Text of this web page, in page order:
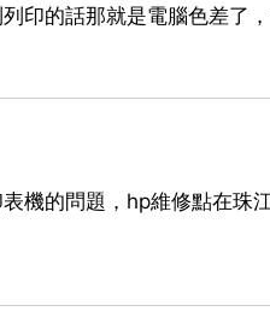
印的話那就是電腦色差了
機的問題，hp維修點在珠江